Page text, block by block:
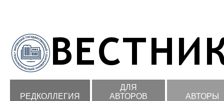
РЕДКОЛЛЕГИЯ
ДЛЯ
АВТОРОВ
АВТОРЫ